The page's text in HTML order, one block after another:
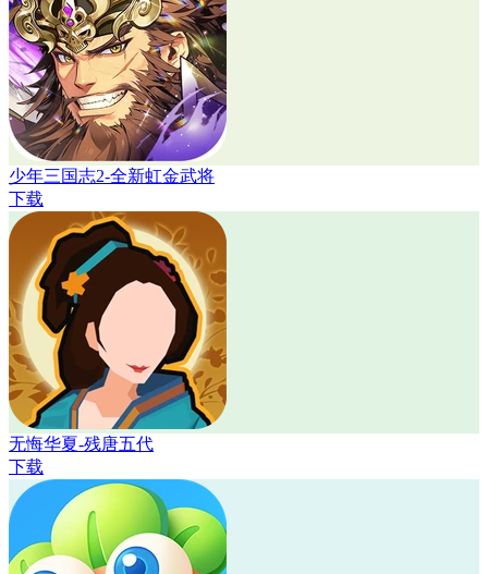
少年三国志2-全新虹金武将
下载
无悔华夏-残唐五代
下载